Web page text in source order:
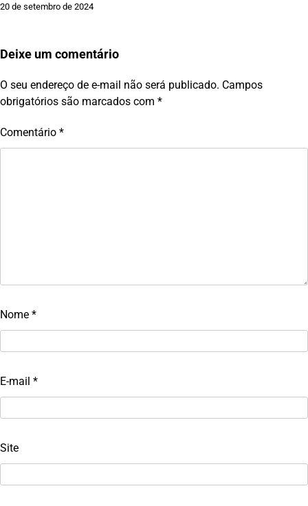
20 de setembro de 2024
Deixe um comentário
O seu endereço de e-mail não será publicado. Campos
obrigatórios são marcados com *
Comentário *
Nome *
E-mail *
Site